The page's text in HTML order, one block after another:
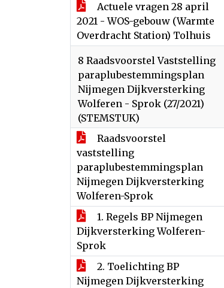
Actuele vragen 28 april
2021 - WOS-gebouw (Warmte
Overdracht Station) Tolhuis
8 Raadsvoorstel Vaststelling
paraplubestemmingsplan
Nijmegen Dijkversterking
Wolferen - Sprok (27/2021)
(STEMSTUK)
Raadsvoorstel
vaststelling
paraplubestemmingsplan
Nijmegen Dijkversterking
Wolferen-Sprok
1. Regels BP Nijmegen
Dijkversterking Wolferen-
Sprok
2. Toelichting BP
Nijmegen Dijkversterking